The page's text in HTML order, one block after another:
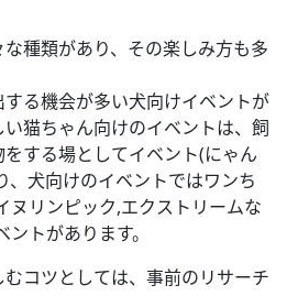
種類があり、その楽しみ方も多
る機会が多い犬向けイベントが
猫ちゃん向けのイベントは、飼
する場としてイベント(にゃん
、犬向けのイベントではワンち
ヌリンピック,エクストリームな
トがあります。
コツとしては、事前のリサーチ